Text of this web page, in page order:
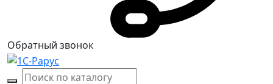
Обратный звонок